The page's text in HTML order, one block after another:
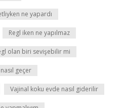
ne yapardı
Regl iken ne yapılmaz
olan biri sevişebilir mi
geçer
Vajinal koku evde nasıl giderilir